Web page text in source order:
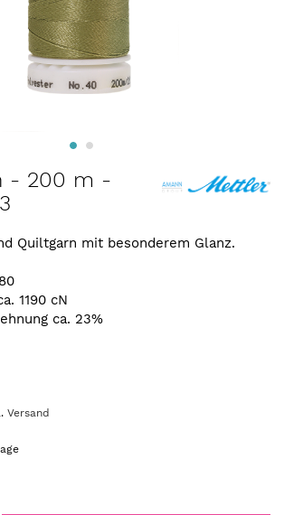
- 200 m -
Quiltgarn mit besonderem Glanz.
1190 cN
ca. 23%
Versand